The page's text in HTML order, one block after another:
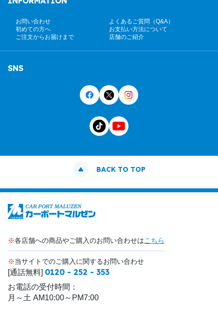
お問い合わせ
よくあるご質問（Q&A）
初めての方へ
お支払い方法について
ご注文からお届けまで
店舗のご紹介
SNS
BACK TO TOP
※各店舗への商品やご購入のお問い合わせはこちら
※当サイトでのご購入に関するお問い合わせ
[通話無料] 0120 - 252 - 353
お電話の受付時間：
月～土 AM10:00～PM7:00